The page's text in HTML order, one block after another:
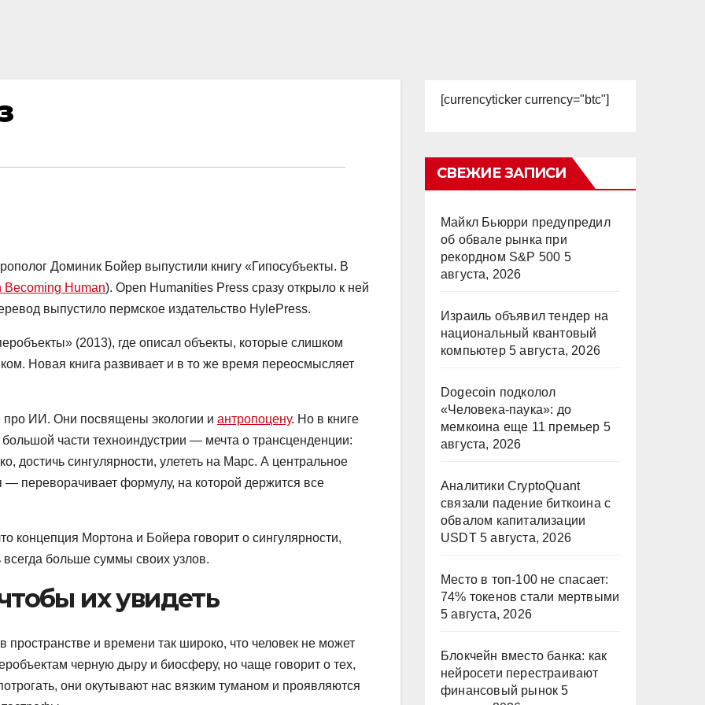
Доминик Бойер выпустили книгу «Гипосубъекты. В
Becoming Human). Open Humanities Press сразу открыло к ней
выпустило пермское издательство HylePress.
(2013), где описал объекты, которые слишком
Новая книга развивает и в то же время переосмысляет
про ИИ. Они посвящены экологии и антропоцену. Но в книге
части техноиндустрии — мечта о трансценденции:
достичь сингулярности, улететь на Марс. А центральное
переворачивает формулу, на которой держится все
концепция Мортона и Бойера говорит о сингулярности,
всегда больше суммы своих узлов.
их увидеть
и времени так широко, что человек не может
черную дыру и биосферу, но чаще говорит о тех,
они окутывают нас вязким туманом и проявляются
[currencyticker currency="btc"]
СВЕЖИЕ ЗАПИСИ
Майкл Бьюрри предупредил
об обвале рынка при
рекордном S&P 500 5
августа, 2026
Израиль объявил тендер на
национальный квантовый
компьютер 5 августа, 2026
Dogecoin подколол
«Человека-паука»: до
мемкоина еще 11 премьер 5
августа, 2026
Аналитики CryptoQuant
связали падение биткоина с
обвалом капитализации
USDT 5 августа, 2026
Место в топ-100 не спасает:
74% токенов стали мертвыми
5 августа, 2026
Блокчейн вместо банка: как
нейросети перестраивают
финансовый рынок 5